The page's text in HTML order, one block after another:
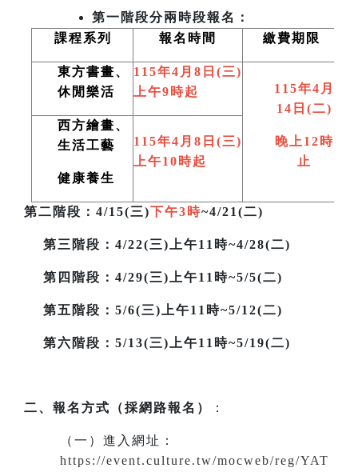
第一階段分兩時段報名：
課程系列
報名時間 繳費期限
東方書畫、
休閒樂活
115年4月8日(三)
上午9時起
115年4月
14日(二)
晚上12時
止
西方繪畫、
生活工藝
健康養生
115年4月8日(三)
上午10時起
第二階段 ：4/15(三)下午3時~4/21(二)
第三階段 ：4/22(三)上午11時~4/28(二)
第四階段：4/29(三)上午11時~5/5(二)
第五階段：5/6(三)上午11時~5/12(二)
第六階段：5/13(三)上午11時~5/19(二)
二、報名方式（採網路報名） ：
（一）進入網址 ：
https://event.culture.tw/mocweb/reg/YAT